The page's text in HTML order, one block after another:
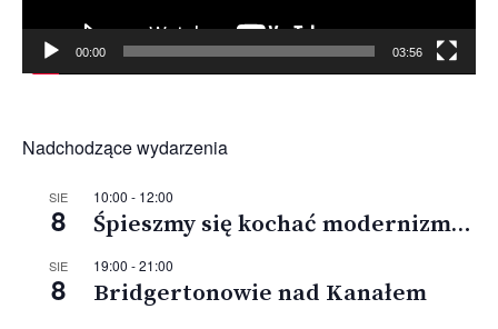
00:00 03:56
Nadchodzące wydarzenia
SIE
8
10:00 - 12:00
Śpieszmy się kochać modernizm…
SIE
8
19:00 -21:00
Bridgertonowie nad Kanałem